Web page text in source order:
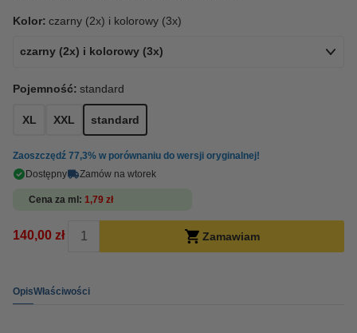
Kolor: czarny (2x) i kolorowy (3x)
czarny (2x) i kolorowy (3x)
Pojemność: standard
XL XXL standard
Zaoszczędź 77,3% w porównaniu do wersji oryginalnej!
Dostępny
Zamów na wtorek
Cena za ml 1,79 zł
140,00 zł Zamawiam
OpisWłaściwości